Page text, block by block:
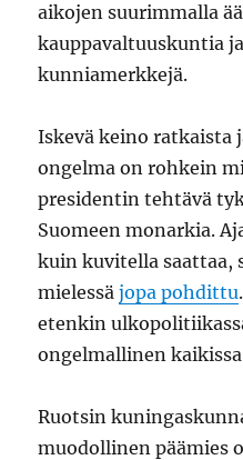
aikojen suurimmalla
kauppavaltuuskuntia
kunniamerkkejä.
Iskevä keino ratkaista
ongelma on rohkein
presidentin tehtävä
Suomeen monarkia.
kuin kuvitella saattaa,
mielessäjopa pohdittu
etenkin
ongelmallinen
Ruotsin
muodollinen päämies